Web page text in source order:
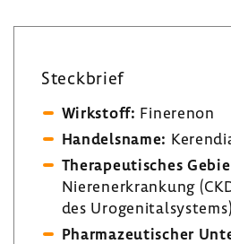
Steck­brief
Wirk­stoff: Fine­renon
Handels­name:
Thera­peu­ti­sches
Nieren­er­kran­kung
des Uroge­ni­tal­sys­tems)
Phar­ma­zeu­ti­scher